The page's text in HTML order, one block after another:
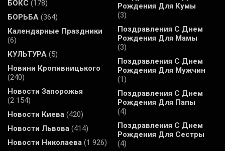
БОКС (178)
БОРЬБА (364)
Календарные Праздники
(6)
КУЛЬТУРА (5)
Новини Кропивницького
(240)
Новости Запорожья
(2 154)
Новости Киева (420)
Новости Львова (414)
Новости Николаева (1 926)
Рождения Для Кумы
(3)
Поздравления С Днем
Рождения Для Мамы
(3)
Поздравления С Днем
Рождения Для Мужчин
(1)
Поздравления С Днем
Рождения Для Папы
(4)
Поздравления С Днем
Рождения Для Сестры
(4)